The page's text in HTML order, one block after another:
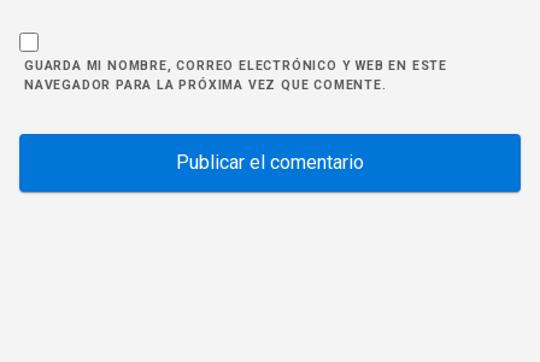
GUARDA MI NOMBRE, CORREO ELECTRÓNICO Y WEB EN ESTE
NAVEGADOR PARA LA PRÓXIMA VEZ QUE COMENTE.